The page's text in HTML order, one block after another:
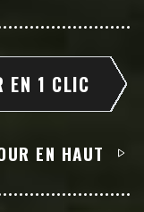
EN 1 CLIC
EN HAUT